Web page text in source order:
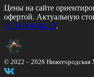
Цены на сайте
офертой. Актуальную
(951) 908-42-13.
© 2022 – 2026 Нижегородская